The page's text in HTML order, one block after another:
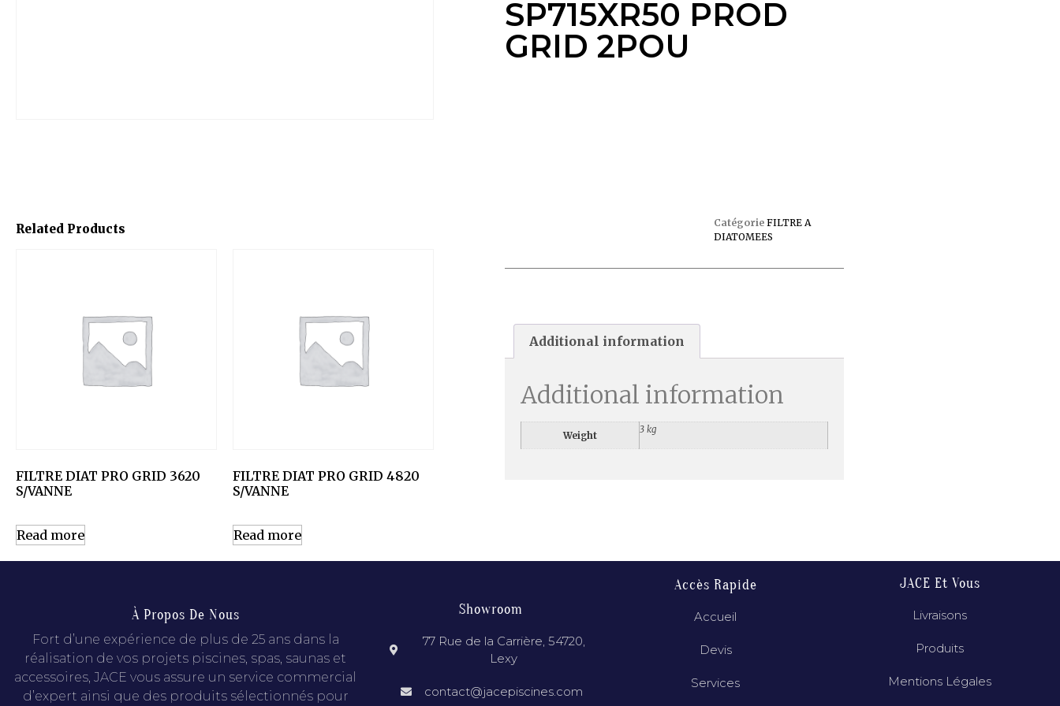
SP715XR50 PROD
GRID 2POU
Related Products
FILTRE DIAT PRO GRID 3620
S/VANNE
Read more
FILTRE DIAT PRO GRID 4820
S/VANNE
Read more
Catégorie FILTRE A
DIATOMEES
Additional information
Additional information
Weight
3 kg
À Propos De Nous
Fort d’une expérience de plus de 25 ans dans la
réalisation de vos projets piscines, spas, saunas et
accessoires, JACE vous assure un service commercial
d’expert ainsi que des produits sélectionnés pour
Showroom
77 Rue de la Carrière, 54720,
Lexy
contact@jacepiscines.com
Accès Rapide
Accueil
Devis
Services
JACE Et Vous
Livraisons
Produits
Mentions Légales